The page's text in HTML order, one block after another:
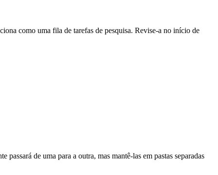
como uma fila de tarefas de pesquisa. Revise-a no início de
de uma para a outra, mas mantê-las em pastas separadas